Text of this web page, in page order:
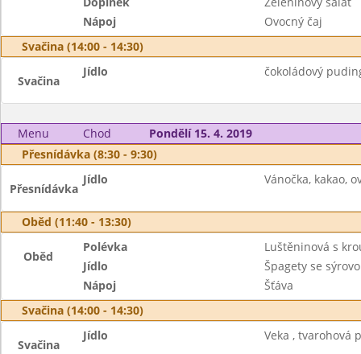
Nápoj
Ovocný čaj
Svačina (14:00 - 14:30)
Svačina
Jídlo čokoládový
Menu Chod
Pondělí 15. 4. 2019
Přesnídávka (8:30 - 9:30)
Přesnídávka
Jídlo Vánočka, kakao,
Oběd (11:40 - 13:30)
Oběd
Polévka
Luštěninová s
Jídlo
Špagety se
Nápoj
Šťáva
Svačina (14:00 - 14:30)
Svačina
Jídlo Veka , tvarohová